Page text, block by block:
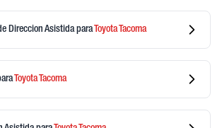
Direccion AsistidaparaToyotaTacoma
ToyotaTacoma